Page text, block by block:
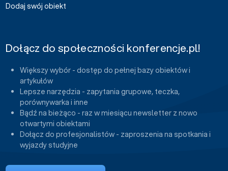
Dodaj swój obiekt
Dołącz do społeczności konferencje.pl!
Większy wybór - dostęp do pełnej bazy obiektów i
artykułów
Lepsze narzędzia - zapytania grupowe, teczka,
porównywarka i inne
Bądź na bieżąco - raz w miesiącu newsletter z nowo
otwartymi obiektami
Dołącz do profesjonalistów - zaproszenia na spotkania i
wyjazdy studyjne